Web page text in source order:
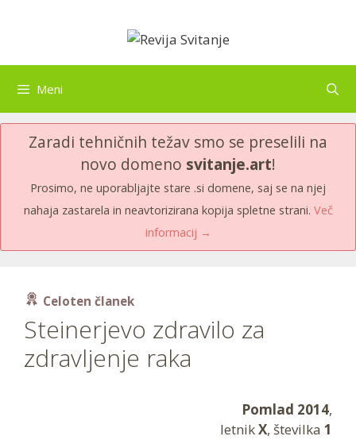
Meni
Zaradi tehničnih težav smo se preselili na
novo domeno svitanje.art!
Prosimo, ne uporabljajte stare .si domene, saj se na njej
nahaja zastarela in neavtorizirana kopija spletne strani. Več
informacij →
Celoten članek
Steinerjevo zdravilo za
zdravljenje raka
Pomlad 2014,
letnikX, številka 1